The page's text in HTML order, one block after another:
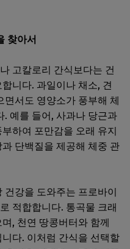
찾아서
고칼로리 간식보다는 건
니다. 과일이나 채소, 견
면서도 영양소가 풍부해 체
. 예를 들어, 사과나 당근과
하여 포만감을 오래 유지
단백질을 제공해 체중 관
건강을 도와주는 프로바이
적합합니다. 통곡물 크래
, 천연 땅콩버터와 함께
다. 이처럼 간식을 선택할